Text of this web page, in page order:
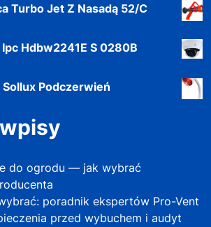
Turbo Jet Z Nasadą 52/C
Hdbw2241E S 0280B
Podczerwień
do ogrodu — jak wybrać
poradnik ekspertów Pro-Vent
przed wybuchem i audyt